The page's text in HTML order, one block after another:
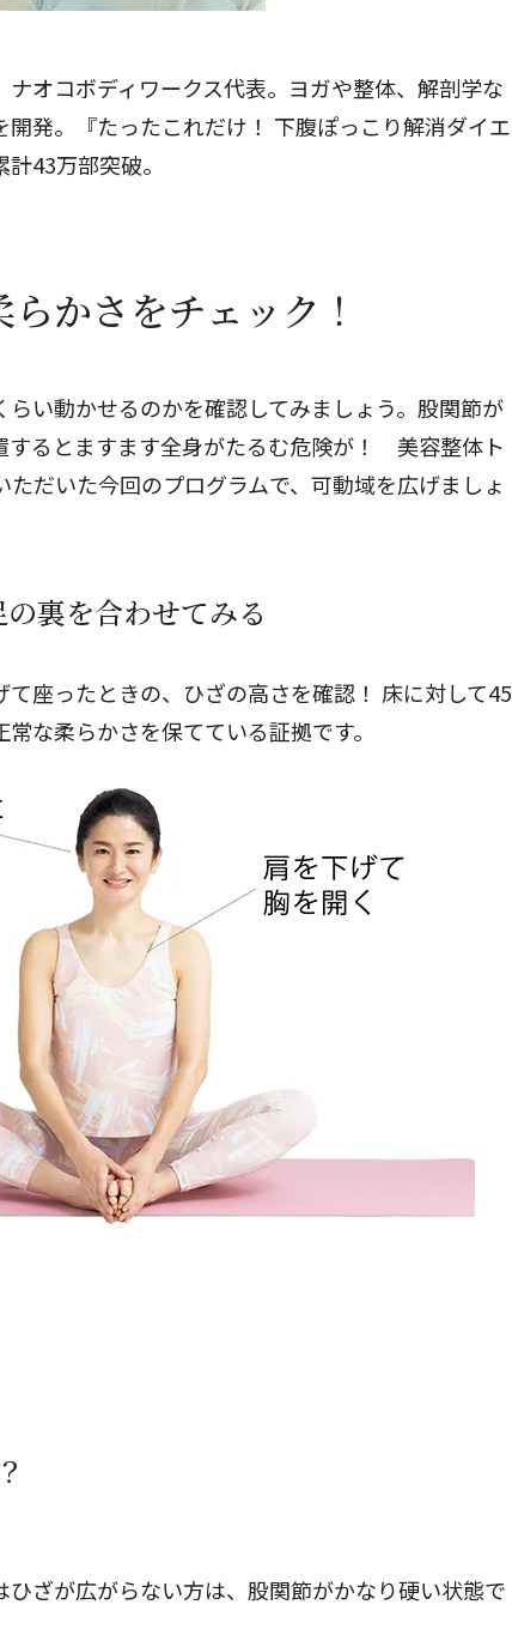
オコボディワークス代表。ヨガや整体、解剖学な
発。『たったこれだけ！ 下腹ぽっこり解消ダイエ
43万部突破。
かさをチェック！
い動かせるのかを確認してみましょう。股関節が
するとますます全身がたるむ危険が！ 美容整体ト
だいた今回のプログラムで、可動域を広げましょ
裏を合わせてみる
座ったときの、ひざの高さを確認！ 床に対して45
な柔らかさを保てている証拠です。
ざが広がらない方は、股関節がかなり硬い状態で
閉じる